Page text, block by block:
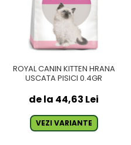
ROYAL CANIN KITTEN HRANA
USCATA PISICI 0.4GR
de la 44,63 Lei
VEZI VARIANTE